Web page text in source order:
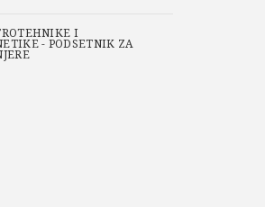
teorija informacija i
matematike i kola za
I
- PODSETNIK ZA